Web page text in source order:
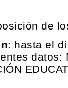
de
: hasta el
datos: